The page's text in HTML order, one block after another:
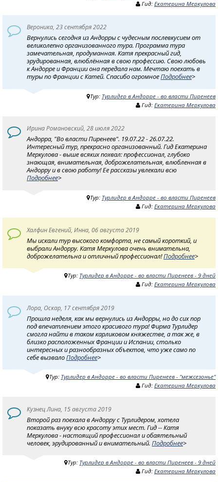
Гид: Екатерина Меркулова
Вероника, 23 сентября 2022
Вернулись сегодня из Андорры с чудесным послевкусием от
великолепно организованного тура. Программа тура
замечательная, продуманная. Катя прекрасный гид,
эрудированная, влюблённая в свою профессию. Свою любовь
к Андорре и Франции она передала нам. Мечтаю поехать в
туры по Франции с Катей. Спасибо огромноеПодробнее>
Тур: Турлидер в Андорре - во власти Пиренеев
Гид: Екатерина Меркулова
Ирина Романовский, 28 июля 2022
Андорра, "Во власти Пиренеев". 19.07.22 - 26.07.22.
Интересный тур, прекрасно организованный. Гид Екатерина
Меркулова - выше всяких похвал: профессионал, глубоко
знающая, внимательная, доброжелательная, влюбленная в
Андорру и в свою работу! Ее рассказы увлекали всю
Подробнее>
Тур: Турлидер в Андорре - во власти Пиренеев
Гид: Екатерина Меркулова
Халфин Евгений, Инна, 06 августа 2019
Мы искали тур высокого комфорта, не самый короткий, и
выбрали Андорру. Катя Меркулова очень внимательна,
доброжелательна и отличный профессионал!Подробнее>
Тур: Турлидер в Андорре - во власти Пиренеев - 9 дней
Гид: Екатерина Меркулова
Лора, Оскар, 17 сентября 2019
Прошла неделя, как мы вернулись из Андорры, но до сих пор
под впечатлением этого красивого тура! Фирма Турлидер
смогла найти в таком карликовом княжестве, а так же, в
близко расположенных Франции и Испании, столько
интересных и разнообразных объектов, что уже само по
себе вызвалоПодробнее>
Тур: Турлидер в Андорре - во власти Пиренеев - "межсезонье"
Гид: Екатерина Меркулова
Кузнец Лина, 15 августа 2019
Второй раз поехала в Андорру с Турлидером, хотела
показать внуку всю красоту этих мест. Гид -- Катя
Меркулова - настоящий профессионал и обаятельный
человек, эрудированный и внимательный. Подробнее>
Тур: Турлидер в Андорре - во власти Пиренеев - 9 дней
Гид: Екатерина Меркулова